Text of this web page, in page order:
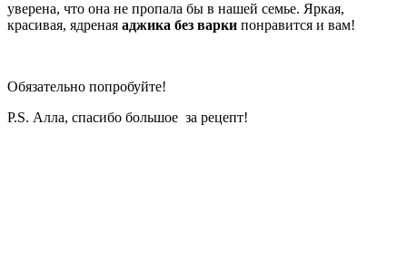
уверена, что она не пропала бы в нашей семье. Яркая,
красивая, ядреная аджика без варки понравится и вам!
Обязательно попробуйте!
P.S. Алла, спасибо большое за рецепт!